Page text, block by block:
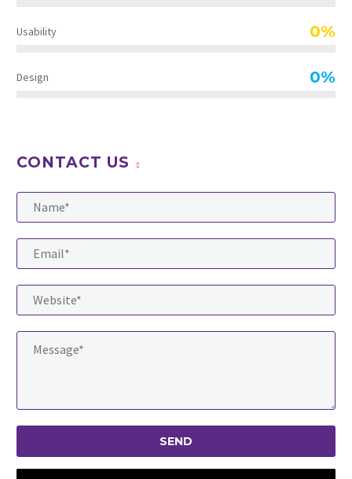
Usability 0%
Design 0%
CONTACT US